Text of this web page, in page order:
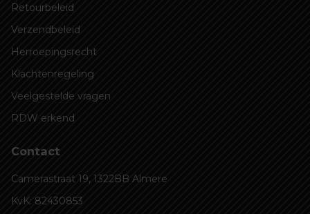
Retourbeleid
Verzendbeleid
Herroepingsrecht
Klachtenregeling
Veelgestelde vragen
RDW erkend
Contact
Camerastraat 19, 1322BB Almere
KvK: 82430853